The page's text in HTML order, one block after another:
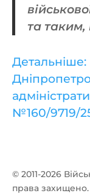
та таким,
№160/9719/
© 2011-2026
права захищено.